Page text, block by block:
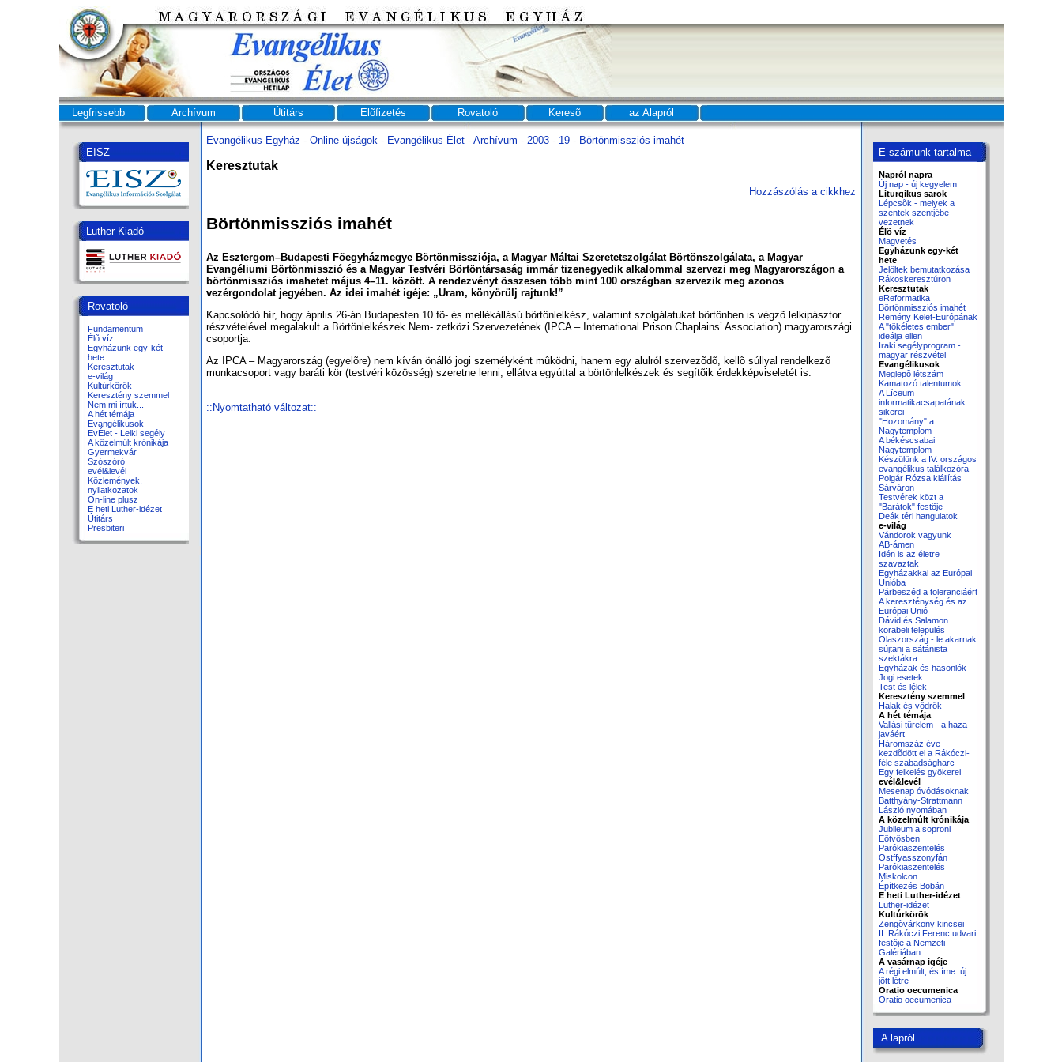
Legfrissebb Archívum Útitárs Elõfizetés Rovatoló Keresõ az Alapról
EISZ
Luther Kiadó
Rovatoló
Fundamentum
Élõ víz
Egyházunk egy-két
hete
Keresztutak
e-világ
Kultúrkörök
Keresztény szemmel
Nem mi írtuk...
A hét témája
Evangélikusok
EvÉlet - Lelki segély
A közelmúlt krónikája
Gyermekvár
Szószóró
evél&levél
Közlemények,
nyilatkozatok
On-line plusz
E heti Luther-idézet
Útitárs
Presbiteri
Evangélikus Egyház - Online újságok- Evangélikus Élet- Archívum - 2003- 19- Börtönmissziós imahét
Keresztutak
Hozzászólás a cikkhez
Börtönmissziós imahét
Az Esztergom–Budapesti Fõegyházmegye Börtönmissziója, a Magyar Máltai Szeretetszolgálat Börtönszolgálata, a Magyar
Evangéliumi Börtönmisszió és a Magyar Testvéri Börtöntársaság immár tizenegyedik alkalommal szervezi meg Magyarországon a
börtönmissziós imahetet május 4–11. között. A rendezvényt összesen több mint 100 országban szervezik meg azonos
vezérgondolat jegyében. Az idei imahét igéje: „Uram, könyörülj rajtunk!”
Kapcsolódó hír, hogy április 26-án Budapesten 10 fõ- és mellékállású börtönlelkész, valamint szolgálatukat börtönben is végzõ lelkipásztor
részvételével megalakult a Börtönlelkészek Nem- zetközi Szervezetének (IPCA – International Prison Chaplains’ Association) magyarországi
csoportja.
Az IPCA – Magyarország (egyelõre) nem kíván önálló jogi személyként mûködni, hanem egy alulról szervezõdõ, kellõ súllyal rendelkezõ
munkacsoport vagy baráti kör (testvéri közösség) szeretne lenni, ellátva egyúttal a börtönlelkészek és segítõik érdekképviseletét is.
::Nyomtatható változat::
E számunk tartalma
Napról napra
Új nap - új kegyelem
Liturgikus sarok
Lépcsõk - melyek a
szentek szentjébe
vezetnek
Élõ víz
Magvetés
Egyházunk egy-két
hete
Jelöltek bemutatkozása
Rákoskeresztúron
Keresztutak
eReformatika
Börtönmissziós imahét
Remény Kelet-Európának
A "tökéletes ember"
ideálja ellen
Iraki segélyprogram -
magyar részvétel
Evangélikusok
Meglepõ létszám
Kamatozó talentumok
A Líceum
informatikacsapatának
sikerei
"Hozomány" a
Nagytemplom
A békéscsabai
Nagytemplom
Készülünk a IV. országos
evangélikus találkozóra
Polgár Rózsa kiállítás
Sárváron
Testvérek közt a
"Barátok" festõje
Deák téri hangulatok
e-világ
Vándorok vagyunk
AB-ámen
Idén is az életre
szavaztak
Egyházakkal az Európai
Unióba
Párbeszéd a toleranciáért
A kereszténység és az
Európai Unió
Dávid és Salamon
korabeli település
Olaszország - le akarnak
sújtani a sátánista
szektákra
Egyházak és hasonlók
Jogi esetek
Test és lélek
Keresztény szemmel
Halak és vödrök
A hét témája
Vallási türelem - a haza
javáért
Háromszáz éve
kezdõdött el a Rákóczi-
féle szabadságharc
Egy felkelés gyökerei
evél&levél
Mesenap óvódásoknak
Batthyány-Strattmann
László nyomában
A közelmúlt krónikája
Jubileum a soproni
Eötvösben
Parókiaszentelés
Ostffyasszonyfán
Parókiaszentelés
Miskolcon
Építkezés Bobán
E heti Luther-idézet
Luther-idézet
Kultúrkörök
Zengõvárkony kincsei
II. Rákóczi Ferenc udvari
festõje a Nemzeti
Galériában
A vasárnap igéje
A régi elmúlt, és íme: új
jött létre
Oratio oecumenica
Oratio oecumenica
A lapról